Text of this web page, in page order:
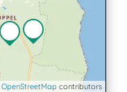
OpenStreetMap contributors